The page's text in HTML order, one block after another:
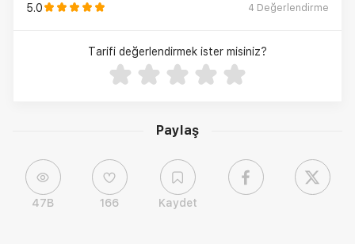
Paylaş
47B 166 Kaydet
5.0 4 Değerlendirme
Tarifi değerlendirmek ister misiniz?